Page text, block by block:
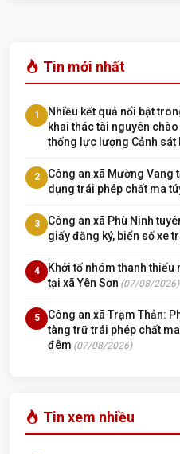
Tin mới nhất
1
Nhiều kết quả nổi bật
khai thác tài nguyên
thống lực lượng Cảnh sát
2
Công an xã Mường
dụng trái phép chất ma
3
Công an xã Phù Ninh
giấy đăng ký, biển số xe
4
Khởi tố nhóm thanh
tại xã Yên Sơn (07/08/2026)
5
Công an xã Trạm Thản:
tàng trữ trái phép chất
đêm (07/08/2026)
Tin xem nhiều